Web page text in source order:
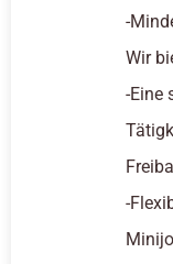
-
Wir
-Eine
-